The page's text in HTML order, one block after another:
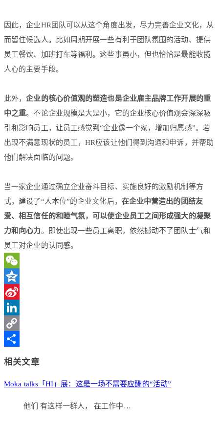
因此，企业HR团队可以从这个角度出发，尽力完善企业文化，从
而留住候选人。比如周期开展一些有利于团队氛围的活动、提供
员工餐饮、加班打车等福利。这些事虽小，但也恰恰是最能收揽
人心的主要手段。
此外，企业的核心价值观的塑造也是企业雇主品牌工作开展的重
中之重。不论企业规模是大是小，它的企业核心价值观会深深吸
引和影响员工，让员工感觉到“企业像一个家，增加归属感”。若
出现不满意现状的员工，HR应该让他们得到沟通和申诉，并帮助
他们解决面临的问题。
当一家企业通过确立企业奋斗目标、实施良好的激励机制等方
式，建设了“人本位”的企业文化后， 在企业中营造出的团结友
爱、相互信任的和睦气氛，可以使企业员工之间形成强大的凝聚
力和向心力。即使出现一些员工离职，依然撼动不了团队士气和
员工对企业的认同感。
WeChat
Qzone
Sina
Weibo
LinkedIn
Copy
相关文章
Moka talks「HI」展：这是一场不需要应酬的“活动”
他们 有这样一群人， 在工作中…